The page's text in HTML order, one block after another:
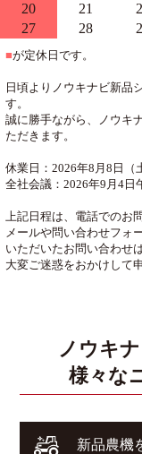
20
21
27
28
■が定休日です。
日頃よりノウキナビ新品
す。
誠に勝手ながら、ノウキ
ただきます。
休業日：2026年8月8日（
全社会議：2026年9月4日
上記日程は、電話でのお
メールや問い合わせフォ
いただいたお問い合わせ
大変ご迷惑をおかけして
ノウキ
様々な
新品農機